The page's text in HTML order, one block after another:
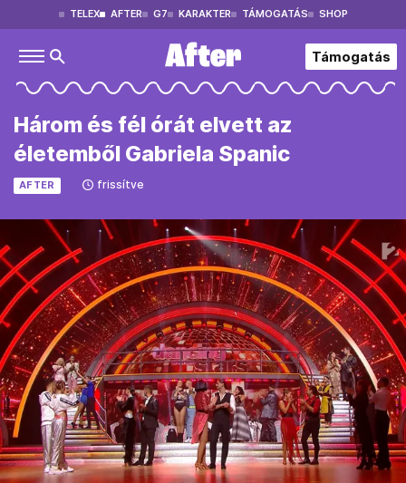
TELEX AFTER G7 KARAKTER TÁMOGATÁS SHOP
Támogatás
Három és fél órát elvett az
életemből Gabriela Spanic
AFTER frissítve